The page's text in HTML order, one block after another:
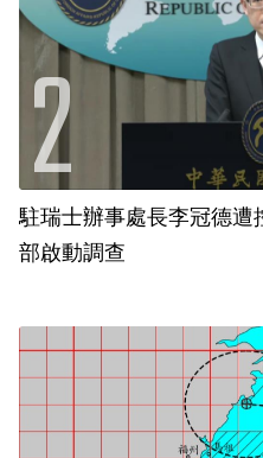
駐瑞士辦事處長李冠德遭
部啟動調查